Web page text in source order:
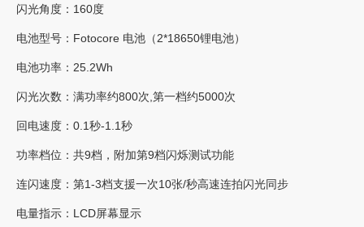
闪光⻆度：160度
电池型号：Fotocore 电池（2*18650锂电池）
电池功率：25.2Wh
闪光次数：满功率约800次,第⼀档约5000次
回电速度：0.1秒-1.1秒
功率档位：共9档，附加第9档闪烁测试功能
连闪速度：第1-3档支援一次10张/秒⾼速连拍闪光同步
电量指⽰：LCD屏幕显⽰